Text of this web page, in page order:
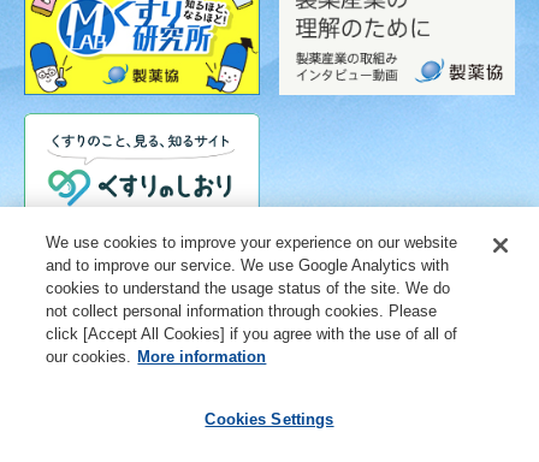
We use cookies to improve your experience on our website
and to improve our service. We use Google Analytics with
cookies to understand the usage status of the site. We do
not collect personal information through cookies. Please
click [Accept All Cookies] if you agree with the use of all of
our cookies. More information
Cookies Settings